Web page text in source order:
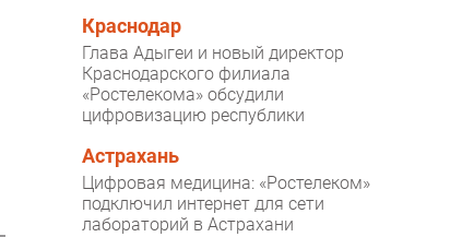
Мероприятия
Проекты
IT класс
Каталог компаний
Краснодар
Глава Адыгеи и новый директор
Краснодарского филиала
«Ростелекома» обсудили
цифровизацию республики
Астрахань
Цифровая медицина: «Ростелеком»
подключил интернет для сети
лабораторий в Астрахани